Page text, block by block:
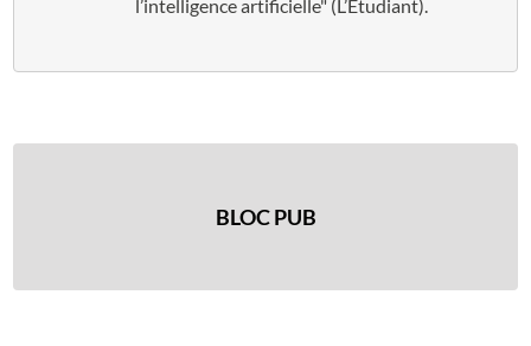
l’intelligence artificielle" (L’Étudiant).
BLOC PUB